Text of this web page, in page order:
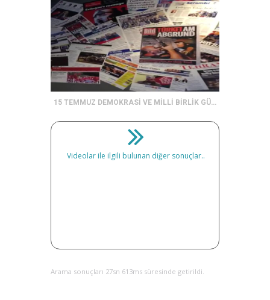
15 TEMMUZ DEMOKRASİ VE MİLLİ BİRLİK GÜNÜ - 2
Videolar ile ilgili bulunan diğer sonuçlar..
Arama sonuçları 27sn 613ms süresinde getirildi.